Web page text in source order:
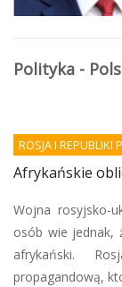
Polityka -
ROSJA I REPUBLIKI
Afrykańskie
Wojna rosyjsko-
osób wie jednak,
afrykański.
propagandową,